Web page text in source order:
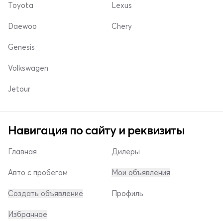
Toyota
Daewoo
Lexus
Chery
Genesis
Volkswagen
Jetour
Навигация по сайту и реквизиты
Главная
Авто с пробегом
Создать объявление
Дилеры
Мои объявления
Профиль
Избранное